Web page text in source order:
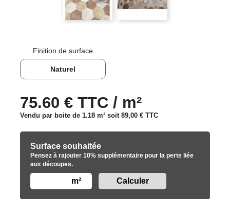
Finition de surface
Naturel
75.60 € TTC / m²
Vendu par boite de 1.18 m² soit 89,00 € TTC
Surface souhaitée
Pensez à rajouter 10% supplémentaire pour la perte liée
aux découpes.
m²